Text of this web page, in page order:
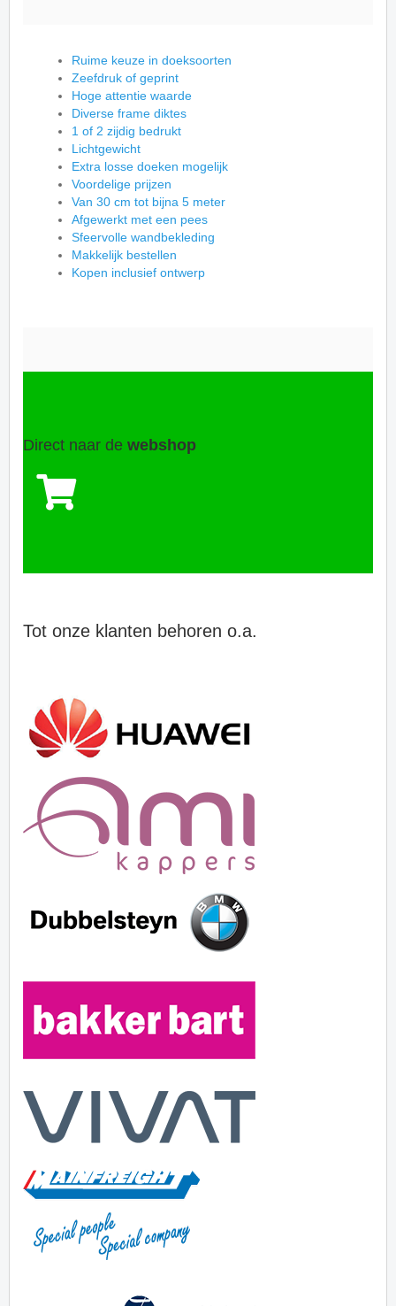
Ruime keuze in doeksoorten
Zeefdruk of geprint
Hoge attentie waarde
Diverse frame diktes
1 of 2 zijdig bedrukt
Lichtgewicht
Extra losse doeken mogelijk
Voordelige prijzen
Van 30 cm tot bijna 5 meter
Afgewerkt met een pees
Sfeervolle wandbekleding
Makkelijk bestellen
Kopen inclusief ontwerp
Direct naar de webshop
Tot onze klanten behoren o.a.